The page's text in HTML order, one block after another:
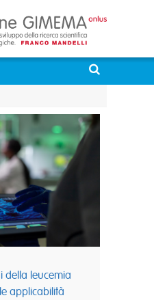
della leucemia
applicabilità